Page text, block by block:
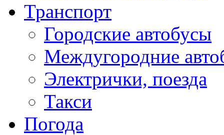
Транспорт
Городские автобусы
Междугородние
Электрички, поезда
Такси
Погода